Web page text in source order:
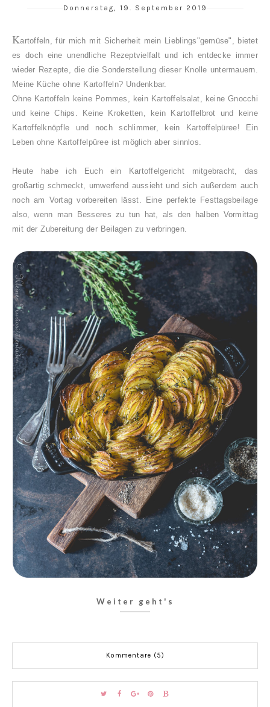
Donnerstag, 19. September 2019
Kartoffeln, für mich mit Sicherheit mein Lieblings"gemüse", bietet
es doch eine unendliche Rezeptvielfalt und ich entdecke immer
wieder Rezepte, die die Sonderstellung dieser Knolle untermauern.
Meine Küche ohne Kartoffeln? Undenkbar.
Ohne Kartoffeln keine Pommes, kein Kartoffelsalat, keine Gnocchi
und keine Chips. Keine Kroketten, kein Kartoffelbrot und keine
Kartoffelknöpfle und noch schlimmer, kein Kartoffelpüree! Ein
Leben ohne Kartoffelpüree ist möglich aber sinnlos.
Heute habe ich Euch ein Kartoffelgericht mitgebracht, das
großartig schmeckt, umwerfend aussieht und sich außerdem auch
noch am Vortag vorbereiten lässt. Eine perfekte Festtagsbeilage
also, wenn man Besseres zu tun hat, als den halben Vormittag
mit der Zubereitung der Beilagen zu verbringen.
Weiter geht's
Kommentare (5)